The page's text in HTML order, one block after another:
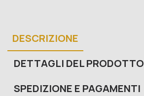
DESCRIZIONE
DETTAGLI DEL PRODOTTO
SPEDIZIONE E PAGAMENTI